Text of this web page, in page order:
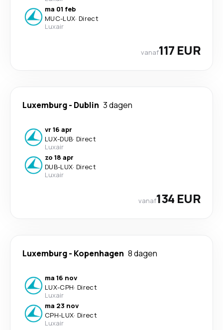
ma 01 feb
MUC-LUX· Direct
Luxair
vanaf117 EUR
Luxemburg- Dublin 3 dagen
vr 16 apr
LUX-DUB· Direct
Luxair
zo 18 apr
DUB-LUX· Direct
Luxair
vanaf134 EUR
Luxemburg- Kopenhagen 8 dagen
ma 16 nov
LUX-CPH· Direct
Luxair
ma 23 nov
CPH-LUX· Direct
Luxair